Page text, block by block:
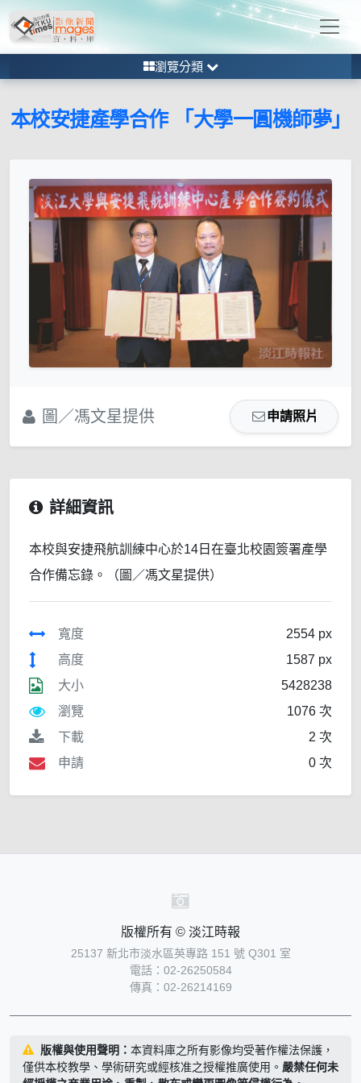
瀏覽分類
本校安捷產學合作 「大學一圓機師夢」
圖／馮文星提供 申請照片
詳細資訊
本校與安捷飛航訓練中心於14日在臺北校園簽署產學
合作備忘錄。（圖／馮文星提供）
寬度
2554 px
高度
1587 px
大小
5428238
瀏覽
1076 次
下載
2 次
申請
0 次
版權所有 © 淡江時報
25137 新北市淡水區英專路 151 號 Q301 室
電話：02-26250584
傳真：02-26214169
版權與使用聲明： 本資料庫之所有影像均受著作權法保護，
僅供本校教學、學術研究或經核准之授權推廣使用。 嚴禁任何未